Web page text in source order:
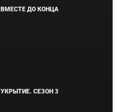
ВМЕСТЕ ДО КОНЦА
УКРЫТИЕ. СЕЗОН 3